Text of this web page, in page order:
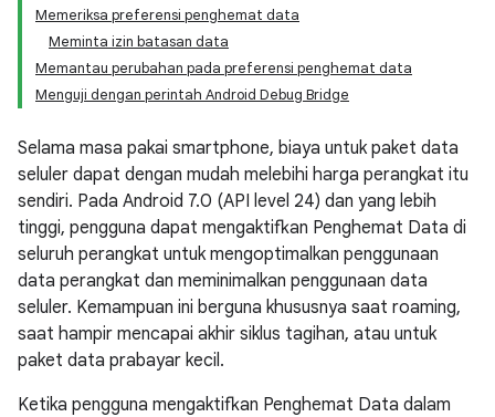
Memeriksa preferensi penghemat data
Meminta izin batasan data
Memantau perubahan pada preferensi penghemat data
Menguji dengan perintah Android Debug Bridge
Selama masa pakai smartphone, biaya untuk paket data
seluler dapat dengan mudah melebihi harga perangkat itu
sendiri. Pada Android 7.0 (API level 24) dan yang lebih
tinggi, pengguna dapat mengaktifkan Penghemat Data di
seluruh perangkat untuk mengoptimalkan penggunaan
data perangkat dan meminimalkan penggunaan data
seluler. Kemampuan ini berguna khususnya saat roaming,
saat hampir mencapai akhir siklus tagihan, atau untuk
paket data prabayar kecil.
Ketika pengguna mengaktifkan Penghemat Data dalam